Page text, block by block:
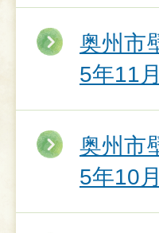
奥州市
5年11月
奥州市
5年10月